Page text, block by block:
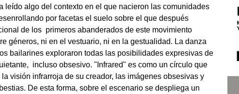
leído algo del contexto en el que nacieron las comunidades
por facetas el suelo sobre el que después
de los primeros abanderados de este movimiento
géneros, ni en el vestuario, ni en la gestualidad. La danza
bailarines exploraron todas las posibilidades expresivas de
incluso obsesivo. "Infrared" es como un círculo que
visión infrarroja de su creador, las imágenes obsesivas y
De esta forma, sobre el escenario se despliega un